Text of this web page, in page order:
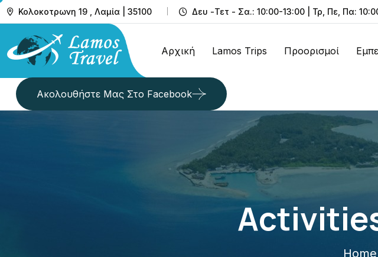
Κολοκοτρωνη 19 , Λαμία | 35100 Δευ -Τετ - Σα.: 10:00-13:00 | Τρ, Πε, Πα:
Αρχική Lamos Trips Προορισμοί
Ακολουθήστε Μας Στο Facebook
Home